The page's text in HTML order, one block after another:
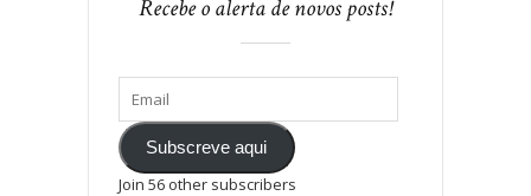
Recebe o alerta de novos posts!
Subscreve aqui
Join 56 other subscribers